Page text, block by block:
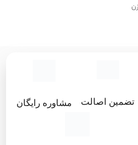
راست‌گرد
تضمین اصالت مشاوره رایگان